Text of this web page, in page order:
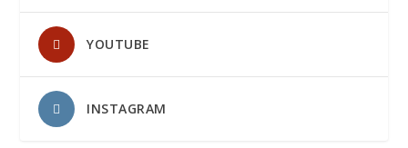
YOUTUBE
INSTAGRAM